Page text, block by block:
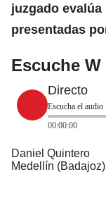
juzgado
presentadas
Escuche
Directo
Escucha el audio
00:00:00
Daniel Quintero
Medellín (Badajoz)